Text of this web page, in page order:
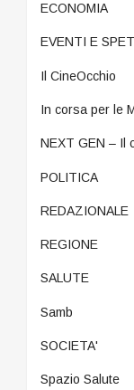
ECONOMIA
EVENTI E
Il CineOcchio
In corsa per le
NEXT GEN – Il
POLITICA
REDAZIONALE
REGIONE
SALUTE
Samb
SOCIETA'
Spazio Salute